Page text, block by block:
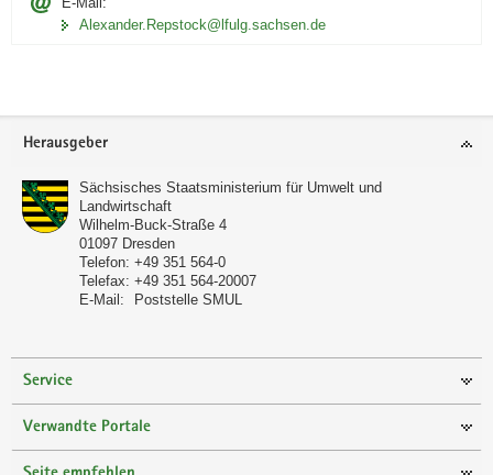
Alexander.Repstock@lfulg.sachsen.de
Footer-
Herausgeber
Sächsisches Staatsministerium für Umwelt und
Landwirtschaft
Wilhelm-Buck-Straße 4
01097 Dresden
Telefon: +49 351 564-0
Telefax: +49 351 564-20007
E-Mail:
Poststelle SMUL
Service
Verwandte Portale